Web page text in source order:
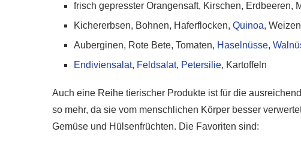
frisch gepresster Orangensaft, Kirschen, Erdbeeren,
Kichererbsen, Bohnen, Haferflocken, Quinoa,
Auberginen, Rote Bete, Tomaten, Haselnüsse,
Endiviensalat, Feldsalat, Petersilie, Kartoffeln
Auch eine Reihe tierischer Produkte ist für die
so mehr, da sie vom menschlichen Körper besser
Gemüse und Hülsenfrüchten. Die Favoriten sind: